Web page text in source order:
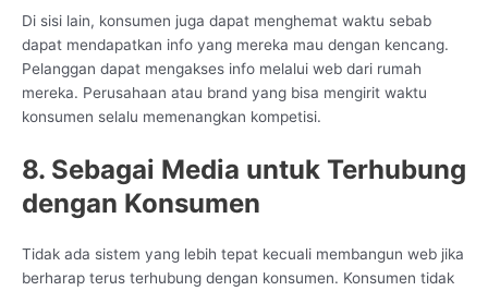
Di sisi lain, konsumen juga dapat menghemat waktu sebab
dapat mendapatkan info yang mereka mau dengan kencang.
Pelanggan dapat mengakses info melalui web dari rumah
mereka. Perusahaan atau brand yang bisa mengirit waktu
konsumen selalu memenangkan kompetisi.
8. Sebagai Media untuk Terhubung
dengan Konsumen
Tidak ada sistem yang lebih tepat kecuali membangun web jika
berharap terus terhubung dengan konsumen. Konsumen tidak